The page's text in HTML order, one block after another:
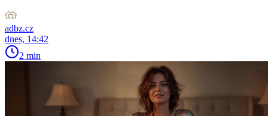
adbz.cz
dnes, 14:42
2 min